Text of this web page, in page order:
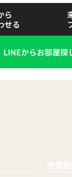
ら
せる
LINEからお部屋探
売買